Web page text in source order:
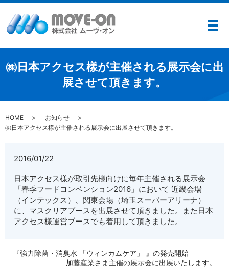
メ
㈱日本アクセス樣が主催される展示会に出
展させて頂きます。
HOME
お知らせ
㈱日本アクセス樣が主催される展示会に出展させて頂きます。
2016/01/22
日本アクセス樣が取引先様向けに毎年主催される展示会
「春季フードコンベンション2016」において 近畿会場
（インテックス）、関東会場（埼玉スーパーアリーナ）
に、マスクリアブースを出展させて頂きました。また日本
アクセス様運営ブースでも着用して頂きました。
『強力除菌・消臭水 「ウィンカムケア」 』の発売開始
加藤産業さま主催の展示会に出展いたします。